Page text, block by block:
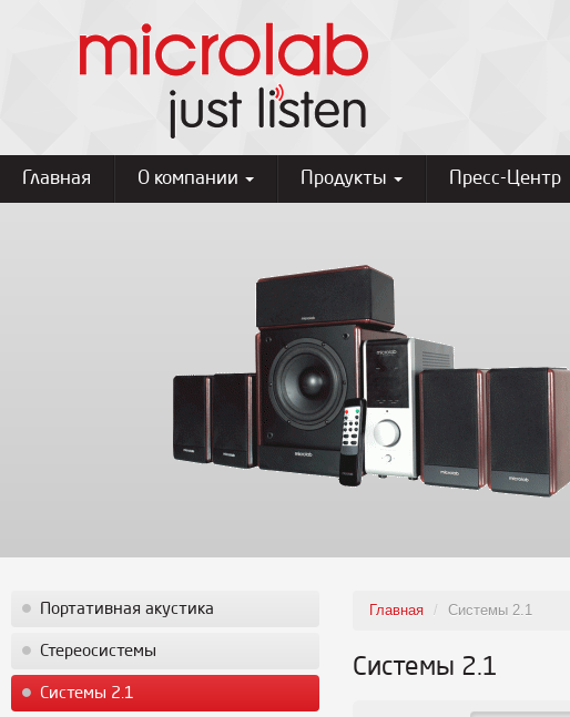
Главная О компании Продукты Пресс-Центр
Портативная акустика
Стереосистемы
Системы 2.1
Главная / Системы 2.1
Системы 2.1